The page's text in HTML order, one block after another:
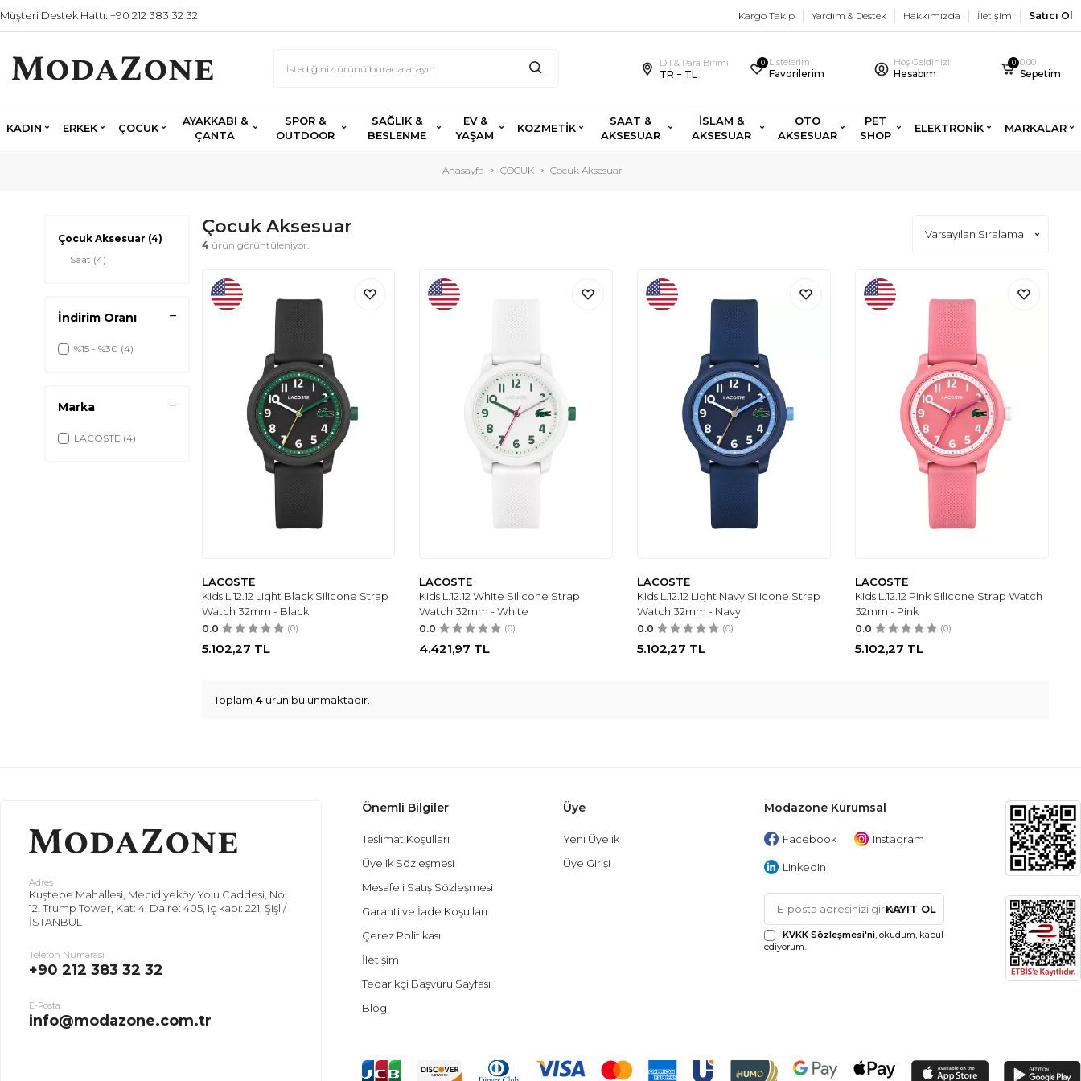
Müşteri Destek Hattı: +90 212 383 32 32 Kargo Takip Yardım & Destek Hakkımızda İletişim Satıcı Ol
Dil & Para Birimi
TR − TL
0 Listelerim
Favorilerim
Hoş Geldiniz!
Hesabım
0 0,00
Sepetim
KADIN ERKEK ÇOCUK
AYAKKABI &
ÇANTA
SPOR &
OUTDOOR
SAĞLIK &
BESLENME
EV &
YAŞAM
KOZMETİK
SAAT &
AKSESUAR
İSLAM &
AKSESUAR
OTO
AKSESUAR
PET
SHOP
ELEKTRONİK MARKALAR
Anasayfa ÇOCUK Çocuk Aksesuar
Çocuk Aksesuar (4)
Saat (4)
İndirim Oranı
%15 - %30 (4)
Marka
LACOSTE (4)
Çocuk Aksesuar
4 ürün görüntüleniyor.
LACOSTE
Kids L.12.12 Light Black Silicone Strap
Watch 32mm - Black
0.0 (0)
5.102,27 TL
LACOSTE
Kids L.12.12 White Silicone Strap
Watch 32mm - White
0.0 (0)
4.421,97 TL
LACOSTE
Kids L.12.12 Light Navy Silicone Strap
Watch 32mm - Navy
0.0 (0)
5.102,27 TL
LACOSTE
Kids L.12.12 Pink Silicone Strap Watch
32mm - Pink
0.0 (0)
5.102,27 TL
Toplam 4ürün bulunmaktadır.
Adres
Kuştepe Mahallesi, Mecidiyeköy Yolu Caddesi, No:
12, Trump Tower, Kat: 4, Daire: 405, iç kapı: 221, Şişli/
İSTANBUL
Telefon Numarası
+90 212 383 32 32
E-Posta
info@modazone.com.tr
Önemli Bilgiler
Teslimat Koşulları
Üyelik Sözleşmesi
Mesafeli Satış Sözleşmesi
Garanti ve İade Koşulları
Çerez Politikası
İletişim
Tedarikçi Başvuru Sayfası
Blog
Üye
Yeni Üyelik
Üye Girişi
Modazone Kurumsal
Facebook Instagram
LinkedIn
KAYIT OL
KVKK Sözleşmesi'ni, okudum, kabul
ediyorum.